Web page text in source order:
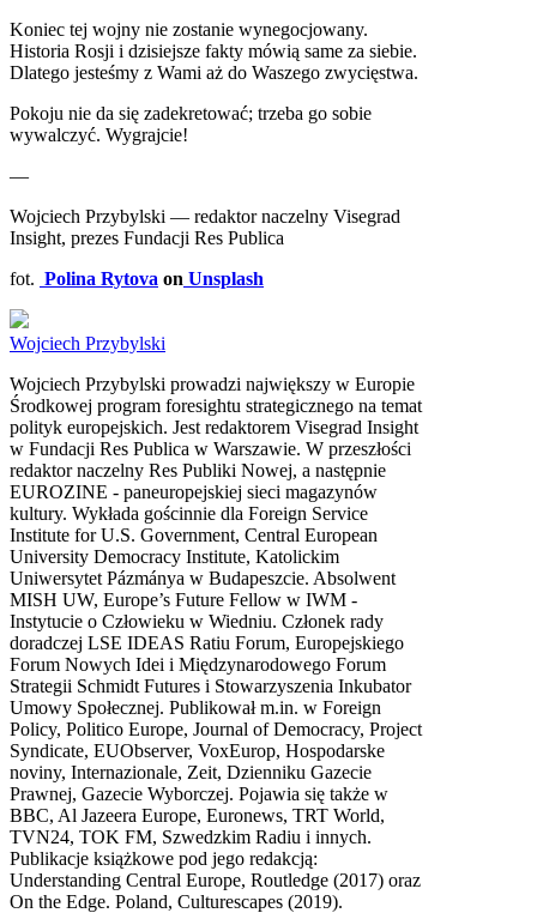
Koniec tej wojny nie zostanie wynegocjowany.
Historia Rosji i dzisiejsze fakty mówią same za siebie.
Dlatego jesteśmy z Wami aż do Waszego zwycięstwa.
Pokoju nie da się zadekretować; trzeba go sobie
wywalczyć. Wygrajcie!
—
Wojciech Przybylski — redaktor naczelny Visegrad
Insight, prezes Fundacji Res Publica
fot. Polina Rytova on Unsplash
Wojciech Przybylski
Wojciech Przybylski prowadzi największy w Europie
Środkowej program foresightu strategicznego na temat
polityk europejskich. Jest redaktorem Visegrad Insight
w Fundacji Res Publica w Warszawie. W przeszłości
redaktor naczelny Res Publiki Nowej, a następnie
EUROZINE - paneuropejskiej sieci magazynów
kultury. Wykłada gościnnie dla Foreign Service
Institute for U.S. Government, Central European
University Democracy Institute, Katolickim
Uniwersytet Pázmánya w Budapeszcie. Absolwent
MISH UW, Europe’s Future Fellow w IWM -
Instytucie o Człowieku w Wiedniu. Członek rady
doradczej LSE IDEAS Ratiu Forum, Europejskiego
Forum Nowych Idei i Międzynarodowego Forum
Strategii Schmidt Futures i Stowarzyszenia Inkubator
Umowy Społecznej. Publikował m.in. w Foreign
Policy, Politico Europe, Journal of Democracy, Project
Syndicate, EUObserver, VoxEurop, Hospodarske
noviny, Internazionale, Zeit, Dzienniku Gazecie
Prawnej, Gazecie Wyborczej. Pojawia się także w
BBC, Al Jazeera Europe, Euronews, TRT World,
TVN24, TOK FM, Szwedzkim Radiu i innych.
Publikacje książkowe pod jego redakcją:
Understanding Central Europe, Routledge (2017) oraz
On the Edge. Poland, Culturescapes (2019).